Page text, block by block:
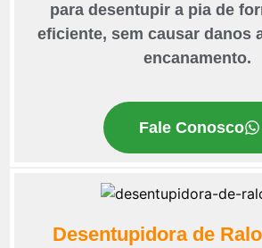
para desentupir a pia de
eficiente, sem causar danos
encanamento.
Fale Conosco
Desentupidora de